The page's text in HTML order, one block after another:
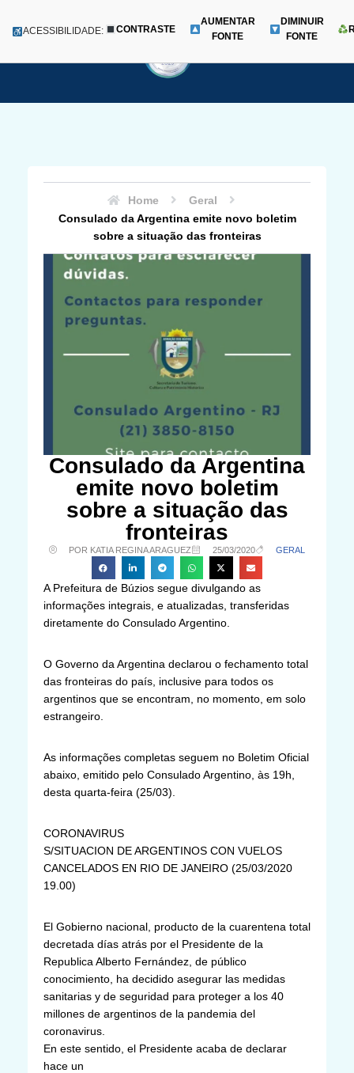
para
Menu
ACESSIBILIDADE: CONTRASTE
AUMENTAR
FONTE
DIMINUIR
FONTE
Home
Geral
Consulado da Argentina emite novo boletim
sobre a situação das fronteiras
Consulado da Argentina
emite novo boletim
sobre a situação das
fronteiras
POR KATIA REGINA ARAGUEZ 25/03/2020 GERAL
A Prefeitura de Búzios segue divulgando as
informações integrais, e atualizadas, transferidas
diretamente do Consulado Argentino.
O Governo da Argentina declarou o fechamento total
das fronteiras do país, inclusive para todos os
argentinos que se encontram, no momento, em solo
estrangeiro.
As informações completas seguem no Boletim Oficial
abaixo, emitido pelo Consulado Argentino, às 19h,
desta quarta-feira (25/03).
CORONAVIRUS
S/SITUACION DE ARGENTINOS CON VUELOS
CANCELADOS EN RIO DE JANEIRO (25/03/2020
19.00)
El Gobierno nacional, producto de la cuarentena total
decretada días atrás por el Presidente de la
Republica Alberto Fernández, de público
conocimiento, ha decidido asegurar las medidas
sanitarias y de seguridad para proteger a los 40
millones de argentinos de la pandemia del
coronavirus.
En este sentido, el Presidente acaba de declarar
hace un